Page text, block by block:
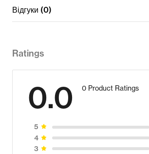
Підкатегорії відсутні.
Відгуки (0)
Ratings
0.0 0 Product Ratings
5
4
3